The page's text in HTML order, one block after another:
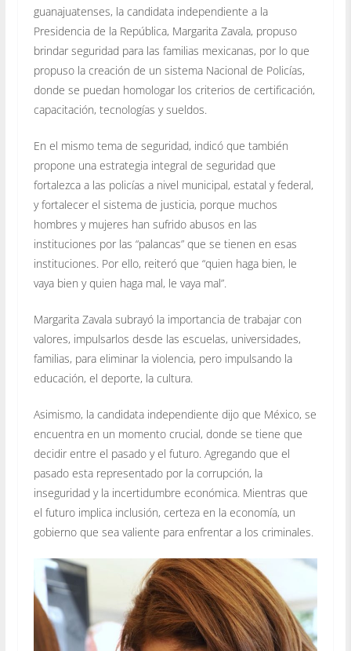
guanajuatenses, la candidata independiente a la
Presidencia de la República, Margarita Zavala, propuso
brindar seguridad para las familias mexicanas, por lo que
propuso la creación de un sistema Nacional de Policías,
donde se puedan homologar los criterios de certificación,
capacitación, tecnologías y sueldos.
En el mismo tema de seguridad, indicó que también
propone una estrategia integral de seguridad que
fortalezca a las policías a nivel municipal, estatal y federal,
y fortalecer el sistema de justicia, porque muchos
hombres y mujeres han sufrido abusos en las
instituciones por las “palancas” que se tienen en esas
instituciones. Por ello, reiteró que “quien haga bien, le
vaya bien y quien haga mal, le vaya mal”.
Margarita Zavala subrayó la importancia de trabajar con
valores, impulsarlos desde las escuelas, universidades,
familias, para eliminar la violencia, pero impulsando la
educación, el deporte, la cultura.
Asimismo, la candidata independiente dijo que México, se
encuentra en un momento crucial, donde se tiene que
decidir entre el pasado y el futuro. Agregando que el
pasado esta representado por la corrupción, la
inseguridad y la incertidumbre económica. Mientras que
el futuro implica inclusión, certeza en la economía, un
gobierno que sea valiente para enfrentar a los criminales.